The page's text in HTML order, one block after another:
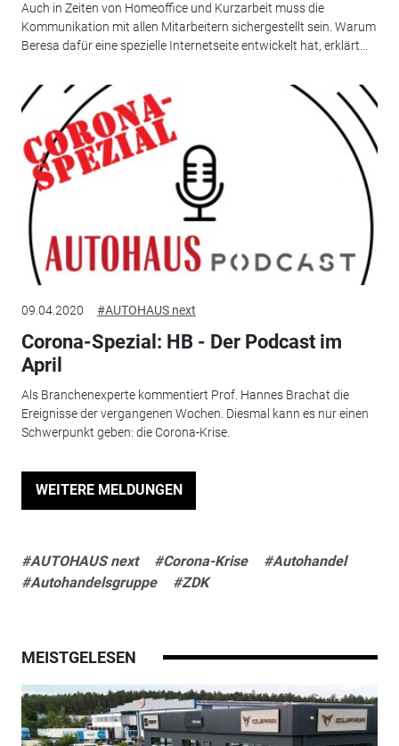
Auch in Zeiten von Homeoffice und Kurzarbeit muss die
Kommunikation mit allen Mitarbeitern sichergestellt sein. Warum
Beresa dafür eine spezielle Internetseite entwickelt hat, erklärt...
09.04.2020 #AUTOHAUS next
Corona-Spezial: HB - Der Podcast im
April
Als Branchenexperte kommentiert Prof. Hannes Brachat die
Ereignisse der vergangenen Wochen. Diesmal kann es nur einen
Schwerpunkt geben: die Corona-Krise.
WEITERE MELDUNGEN
#AUTOHAUS next #Corona-Krise
#Autohandel
#Autohandelsgruppe
#ZDK
MEISTGELESEN